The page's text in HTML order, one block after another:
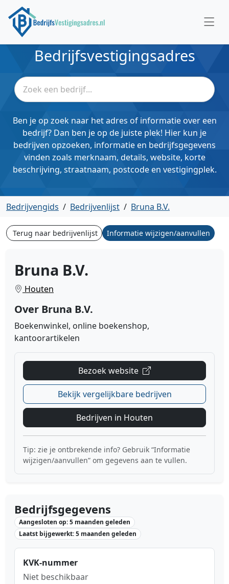
Bedrijfsvestigingsadres
Ben je op zoek naar het adres of informatie over een
bedrijf? Dan ben je op de juiste plek! Hier kun je
bedrijven opzoeken, informatie en bedrijfsgegevens
vinden zoals merknaam, details, website, korte
beschrijving, straatnaam, postcode en vestigingplek.
Bedrijvengids / Bedrijvenlijst / Bruna B.V.
Terug naar bedrijvenlijst Informatie wijzigen/aanvullen
Bruna B.V.
Houten
Over Bruna B.V.
Boekenwinkel, online boekenshop,
kantoorartikelen
Bezoek website
Bekijk vergelijkbare bedrijven
Bedrijven in Houten
Tip: zie je ontbrekende info? Gebruik “Informatie
wijzigen/aanvullen” om gegevens aan te vullen.
Bedrijfsgegevens
Aangesloten op: 5 maanden geleden
Laatst bijgewerkt: 5 maanden geleden
KVK-nummer
Niet beschikbaar